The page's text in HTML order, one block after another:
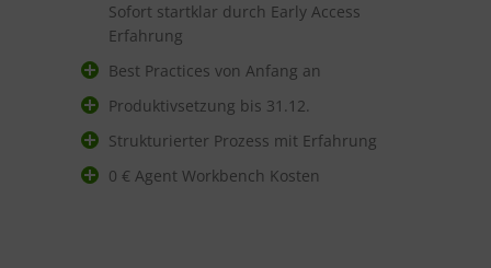
Sofort startklar durch Early Access
Erfahrung
Best Practices von Anfang an
Produktivsetzung bis 31.12.
Strukturierter Prozess mit Erfahrung
0 € Agent Workbench Kosten